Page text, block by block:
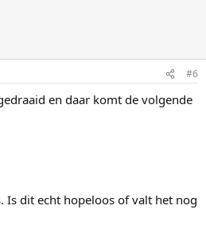
#6
en daar komt de volgende
Is dit echt hopeloos of valt het nog